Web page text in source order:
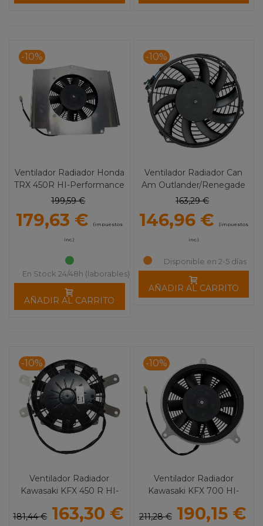
-10%
Ventilador Radiador Honda
TRX 450R HI-Performance
MOOSE UTILITY
199,59 €
179,63 € (impuestos
inc.)
En Stock 24/48h (laborables)
AÑADIR AL CARRITO
-10%
Ventilador Radiador Can
Am Outlander/Renegade
(06-08) / Polaris
04) MOOSE UTILITY
163,29 €
146,96 € (impuestos
inc.)
Disponible en 2-5 días
AÑADIR AL CARRITO
-10%
Ventilador Radiador
Kawasaki KFX 450 R HI-
UTILITY
181,44 € 163,30 €
-10%
Ventilador Radiador
Kawasaki KFX 700 HI-
UTILITY
211,28 € 190,15 €